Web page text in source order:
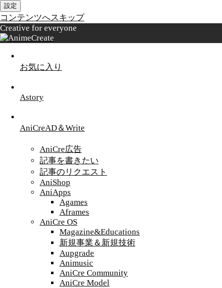
設定
コンテンツへスキップ
Creative for everyone
お気に入り
Astory
AniCreAD＆Write
AniCre広告
記事を書きたい
記事のリクエスト
AniShop
AniApps
Agames
Aframes
AniCre OS
Magazine&Educations
新規事業＆新規技術
Aupgrade
Animusic
AniCre Community
AniCre Model